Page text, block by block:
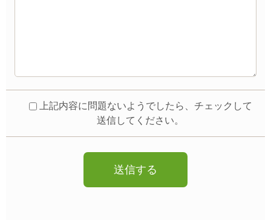
上記内容に問題ないようでしたら、チェックして
送信してください。